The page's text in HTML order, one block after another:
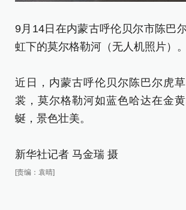
9月14日在内蒙古呼伦贝尔市陈巴
虹下的莫尔格勒河（无人机照片）。
近日，内蒙古呼伦贝尔陈巴尔虎
裳，莫尔格勒河如蓝色哈达在金
蜒，景色壮美。
新华社记者 马金瑞 摄
[责编：袁晴]